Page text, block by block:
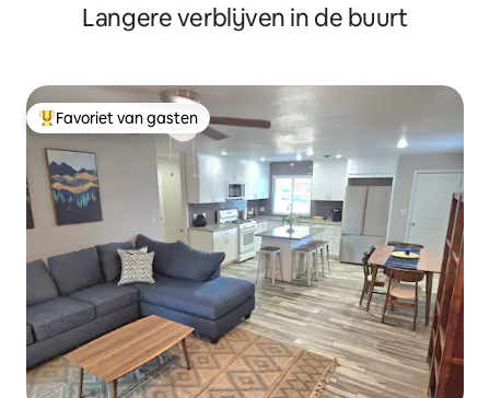
Langere verblijven in de buurt
Topfavoriet van gasten
Favoriet van gasten